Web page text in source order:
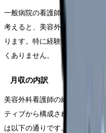
一般病院の看護師の平均年収が
考えると、美容外科看護師の
ります。特に経験を積むこと
くありません。
月収の内訳
美容外科看護師の給与体系は
ティブから構成されています
は以下の通りです。